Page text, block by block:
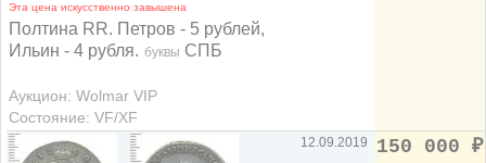
Эта цена искусственно завышена
Полтина RR. Петров - 5 рублей,
Ильин - 4 рубля. буквы СПБ
Аукцион: Wolmar VIP
Состояние: VF/XF
12.09.2019 150 000 ₽